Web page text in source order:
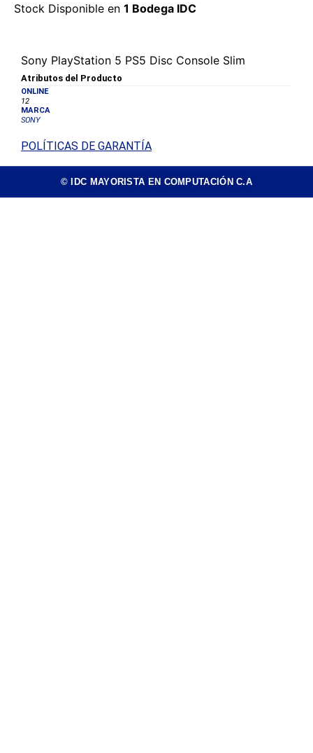
Stock Disponible en 1 Bodega IDC
Sony PlayStation 5 PS5 Disc Console Slim
Atributos del Producto
ONLINE
12
MARCA
SONY
POLÍTICAS DE GARANTÍA
© IDC MAYORISTA EN COMPUTACIÓN C.A